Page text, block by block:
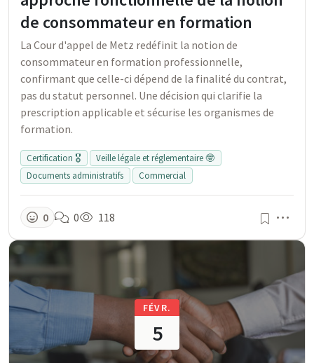
de consommateur en formation
La Cour d'appel de Metz redéfinit la notion de
consommateur en formation professionnelle,
confirmant que celle-ci dépend de la finalité du contrat,
pas du statut personnel. Une décision qui clarifie la
prescription applicable et sécurise les organismes de
formation.
Certification 🎖️
Veille légale et réglementaire 🤓
Documents administratifs
Commercial
0 0 118
FÉVR.
5